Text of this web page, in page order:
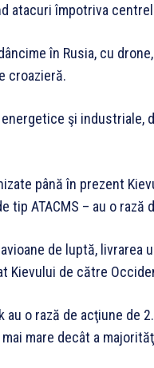
atacuri împotriva
în Rusia, cu
croazieră.
şi industriale,
până în prezent
tip ATACMS – au o
de luptă, livrarea
Kievului de către
au o rază de acţiune de
mare decât a